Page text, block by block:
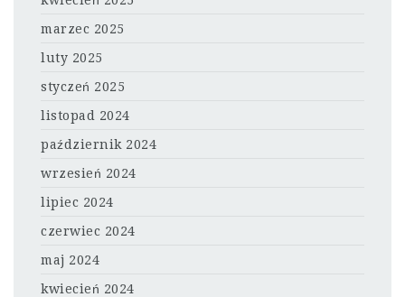
marzec 2025
luty 2025
styczeń 2025
listopad 2024
październik 2024
wrzesień 2024
lipiec 2024
czerwiec 2024
maj 2024
kwiecień 2024